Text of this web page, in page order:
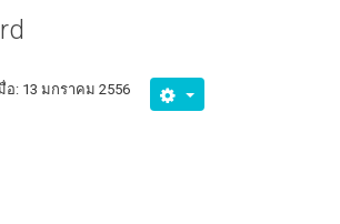
อ: 13 มกราคม 2556